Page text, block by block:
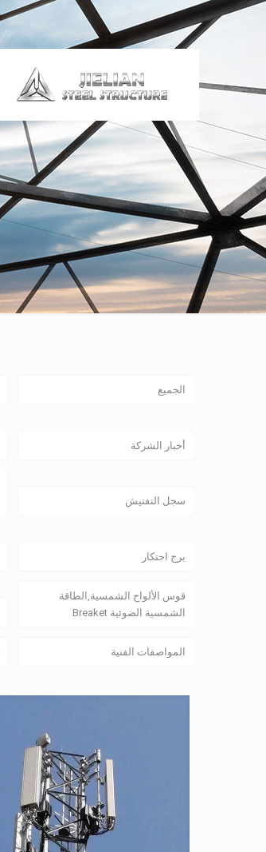
الجميع
أخبار الشركة
سجل التفتيش
برج احتكار
قوس الألواح الشمسية,الطاقة
الشمسية الضوئية Breaket
المواصفات الفنية